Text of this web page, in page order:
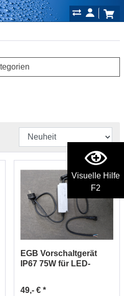
Visuelle Hilfe
F2
EGB Vorschaltgerät
IP67 75W für LED-
49,- € *